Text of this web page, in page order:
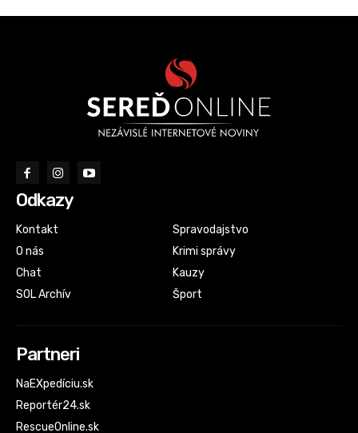
Odkazy
Kontakt
O nás
Chat
SOL Archív
Spravodajstvo
Krimi správy
Kauzy
Šport
Partneri
NaEXpedíciu.sk
Reportér24.sk
RescueOnline.sk